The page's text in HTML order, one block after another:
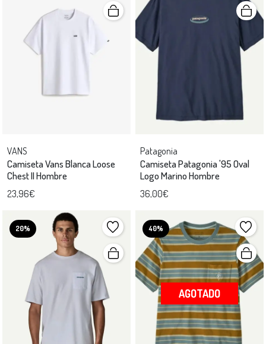
VANS
Camiseta Vans Blanca Loose
Chest II Hombre
23,96€
Patagonia
Camiseta Patagonia '95 Oval
Logo Marino Hombre
36,00€
20% 40%
AGOTADO